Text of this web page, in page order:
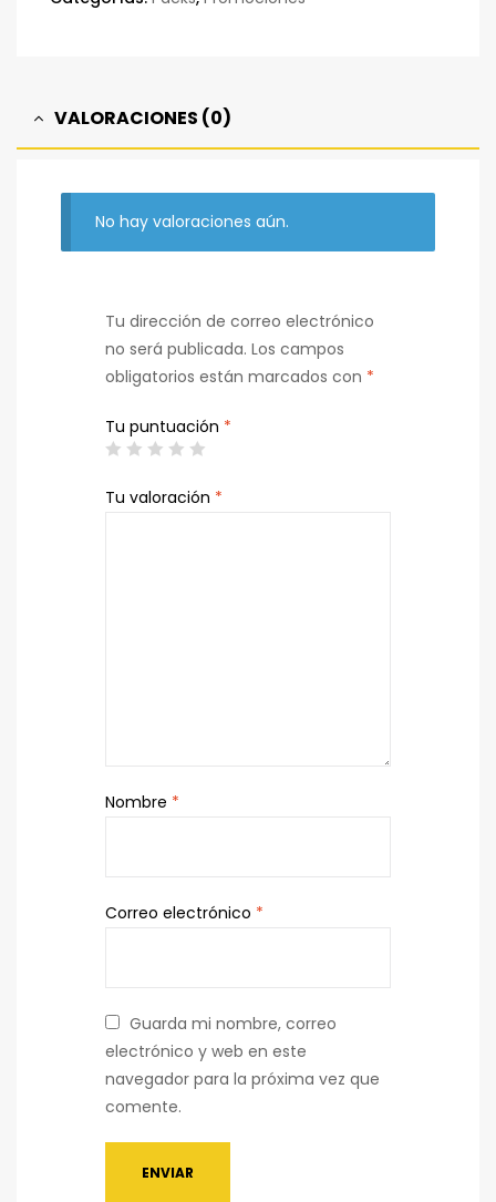
VALORACIONES (0)
No hay valoraciones aún.
Tu dirección de correo electrónico
no será publicada. Los campos
obligatorios están marcados con *
Tu puntuación *
Tu valoración *
Nombre *
Correo electrónico *
Guarda mi nombre, correo
electrónico y web en este
navegador para la próxima vez que
comente.